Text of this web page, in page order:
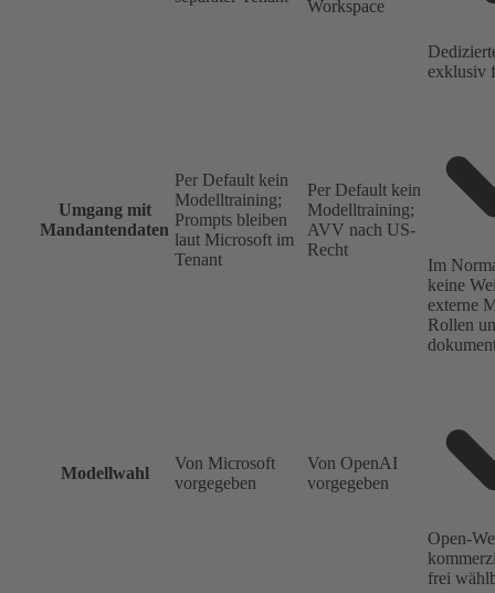
Workspace
exklusiv
Umgang mit
Mandantendaten
Per Default kein
Modelltraining;
Prompts bleiben
laut Microsoft im
Tenant
Per Default kein
Modelltraining;
AVV nach US-
Recht
Im
keine
externe
Rollen
Modellwahl
Von Microsoft
vorgegeben
Von OpenAI
vorgegeben
Open-
frei